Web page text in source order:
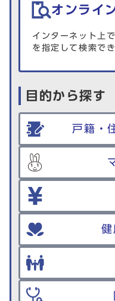
オンライ
インターネット上
を指定して検索でき
目的から探す
戸籍・
健